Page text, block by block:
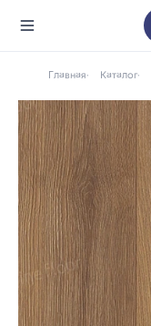
Главная Каталог